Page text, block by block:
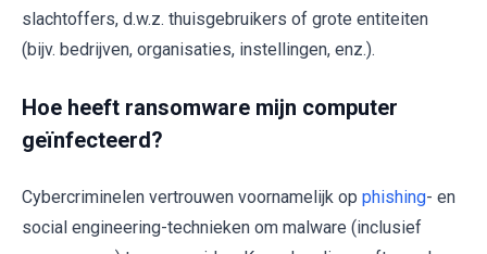
slachtoffers, d.w.z. thuisgebruikers of grote entiteiten
(bijv. bedrijven, organisaties, instellingen, enz.).
Hoe heeft ransomware mijn computer
geïnfecteerd?
Cybercriminelen vertrouwen voornamelijk op phishing- en
social engineering-technieken om malware (inclusief